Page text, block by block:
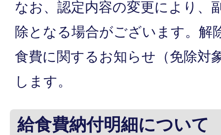
なお、認定内容の変更により、
除となる場合がございます。解
食費に関するお知らせ（免除対
します。
給食費納付明細について